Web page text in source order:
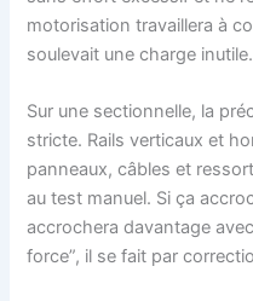
motorisation travaillera à
soulevait une charge inutile.
Sur une sectionnelle, la
stricte. Rails verticaux et
panneaux, câbles et
au test manuel. Si ça
accrochera davantage
force”, il se fait par